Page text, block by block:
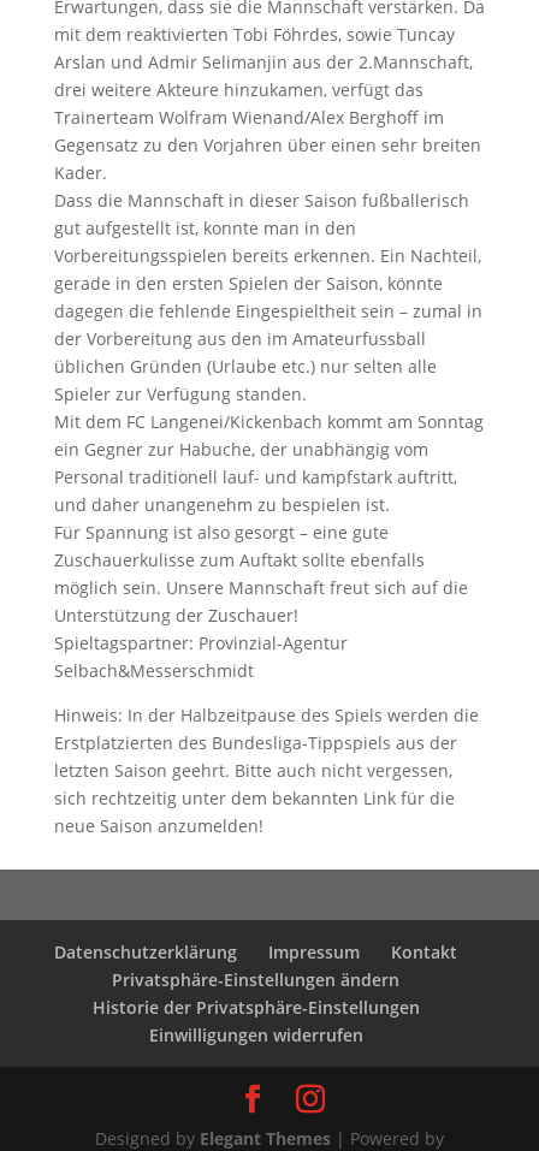
Erwartungen, dass sie die Mannschaft verstärken. Da
mit dem reaktivierten Tobi Föhrdes, sowie Tuncay
Arslan und Admir Selimanjin aus der 2.Mannschaft,
drei weitere Akteure hinzukamen, verfügt das
Trainerteam Wolfram Wienand/Alex Berghoff im
Gegensatz zu den Vorjahren über einen sehr breiten
Kader.
Dass die Mannschaft in dieser Saison fußballerisch
gut aufgestellt ist, konnte man in den
Vorbereitungsspielen bereits erkennen. Ein Nachteil,
gerade in den ersten Spielen der Saison, könnte
dagegen die fehlende Eingespieltheit sein – zumal in
der Vorbereitung aus den im Amateurfussball
üblichen Gründen (Urlaube etc.) nur selten alle
Spieler zur Verfügung standen.
Mit dem FC Langenei/Kickenbach kommt am Sonntag
ein Gegner zur Habuche, der unabhängig vom
Personal traditionell lauf- und kampfstark auftritt,
und daher unangenehm zu bespielen ist.
Für Spannung ist also gesorgt – eine gute
Zuschauerkulisse zum Auftakt sollte ebenfalls
möglich sein. Unsere Mannschaft freut sich auf die
Unterstützung der Zuschauer!
Spieltagspartner: Provinzial-Agentur
Selbach&Messerschmidt
Hinweis: In der Halbzeitpause des Spiels werden die
Erstplatzierten des Bundesliga-Tippspiels aus der
letzten Saison geehrt. Bitte auch nicht vergessen,
sich rechtzeitig unter dem bekannten Link für die
neue Saison anzumelden!
Datenschutzerklärung Impressum
Kontakt
Privatsphäre-Einstellungen ändern
Historie der Privatsphäre-Einstellungen
Einwilligungen widerrufen
Designed by Elegant Themes| Powered by